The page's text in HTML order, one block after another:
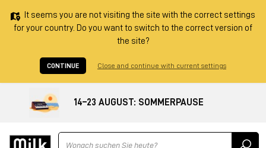
It seems you are not visiting the site with the correct settings
for your country. Do you want to switch to the correct version of
the site?
CONTINUE Close and continue with current settings
14–23 AUGUST: SOMMERPAUSE
Ricerca